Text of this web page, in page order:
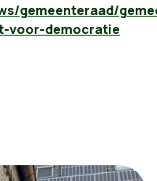
gemeenteraad/
voor-democratie